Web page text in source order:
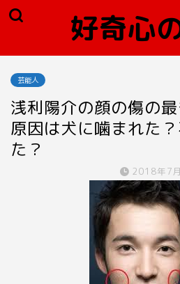
好奇心
芸能人
浅利陽介の顔の傷の
原因は犬に噛まれた
た？
2018年7